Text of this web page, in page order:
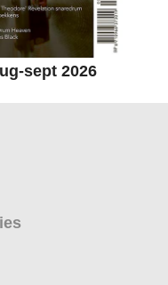
sept 2026